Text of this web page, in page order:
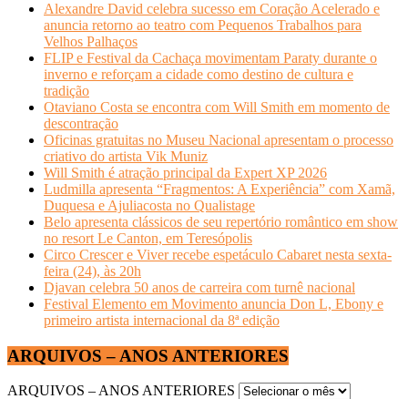
Alexandre David celebra sucesso em Coração Acelerado e
anuncia retorno ao teatro com Pequenos Trabalhos para
Velhos Palhaços
FLIP e Festival da Cachaça movimentam Paraty durante o
inverno e reforçam a cidade como destino de cultura e
tradição
Otaviano Costa se encontra com Will Smith em momento de
descontração
Oficinas gratuitas no Museu Nacional apresentam o processo
criativo do artista Vik Muniz
Will Smith é atração principal da Expert XP 2026
Ludmilla apresenta “Fragmentos: A Experiência” com Xamã,
Duquesa e Ajuliacosta no Qualistage
Belo apresenta clássicos de seu repertório romântico em show
no resort Le Canton, em Teresópolis
Circo Crescer e Viver recebe espetáculo Cabaret nesta sexta-
feira (24), às 20h
Djavan celebra 50 anos de carreira com turnê nacional
Festival Elemento em Movimento anuncia Don L, Ebony e
primeiro artista internacional da 8ª edição
ARQUIVOS – ANOS ANTERIORES
ARQUIVOS – ANOS ANTERIORES